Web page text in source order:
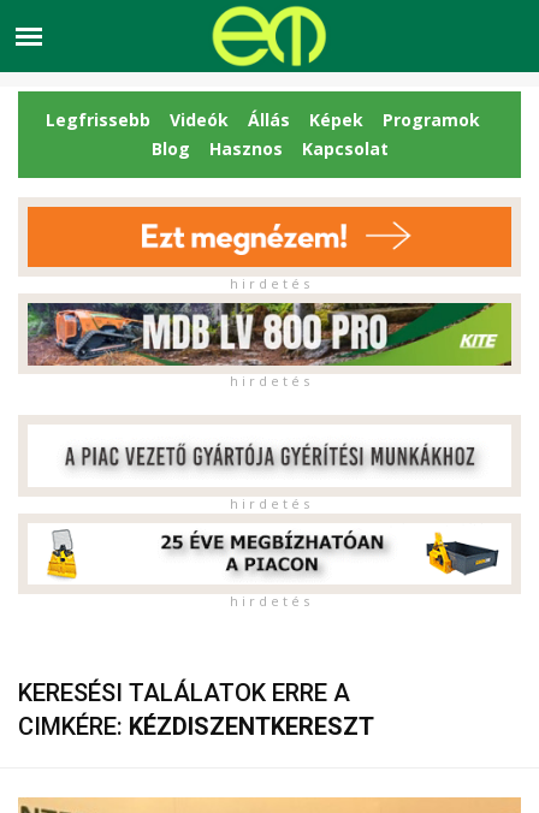
Legfrissebb Videók Állás Képek
Programok
Blog
Hasznos Kapcsolat
h i r d e t é s
h i r d e t é s
h i r d e t é s
h i r d e t é s
KERESÉSI TALÁLATOK ERRE A
CIMKÉRE: KÉZDISZENTKERESZT